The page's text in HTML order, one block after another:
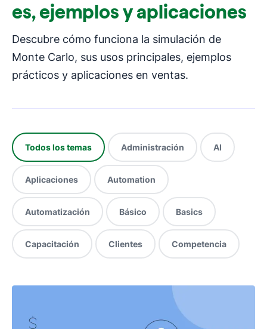
es, ejemplos y aplicaciones
Descubre cómo funciona la simulación de
Monte Carlo, sus usos principales, ejemplos
prácticos y aplicaciones en ventas.
Todos los temas Administración AI
Aplicaciones Automation
Automatización Básico Basics
Capacitación Clientes Competencia